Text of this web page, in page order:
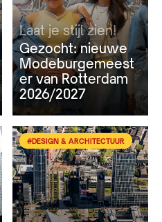
Laat je stijl zien!
Gezocht: nieuwe
Modeburgemeest
er van Rotterdam
2026/2027
#DESIGN & ARCHITECTUUR